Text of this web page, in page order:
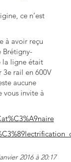
ce n’est
à avoir reçu
Brétigny-
la ligne était
3e rail en 600V
aucune
vous invite à
2016 à 20:17